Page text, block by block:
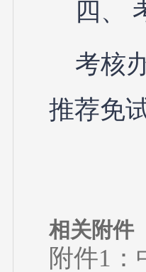
四、
考核
推荐免
相关附件
附件1